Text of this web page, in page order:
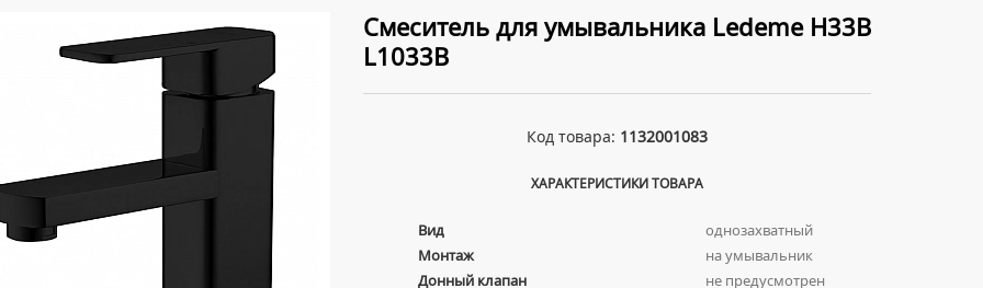
Смеситель для умывальника Ledeme H33B
L1033B
Код товара: 1132001083
ХАРАКТЕРИСТИКИ ТОВАРА
Вид
однозахватный
Монтаж
на умывальник
Донный клапан
не предусмотрен